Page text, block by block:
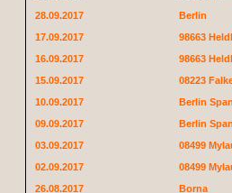
28.09.2017
Berlin
17.09.2017
98663
16.09.2017
98663
15.09.2017
08223
10.09.2017
Berlin
09.09.2017
Berlin
03.09.2017
08499
02.09.2017
08499
26.08.2017
Borna